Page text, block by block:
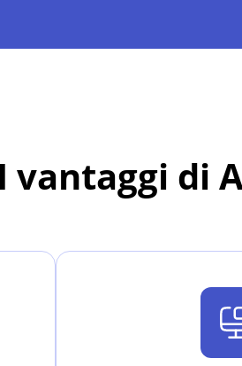
I vantaggi di